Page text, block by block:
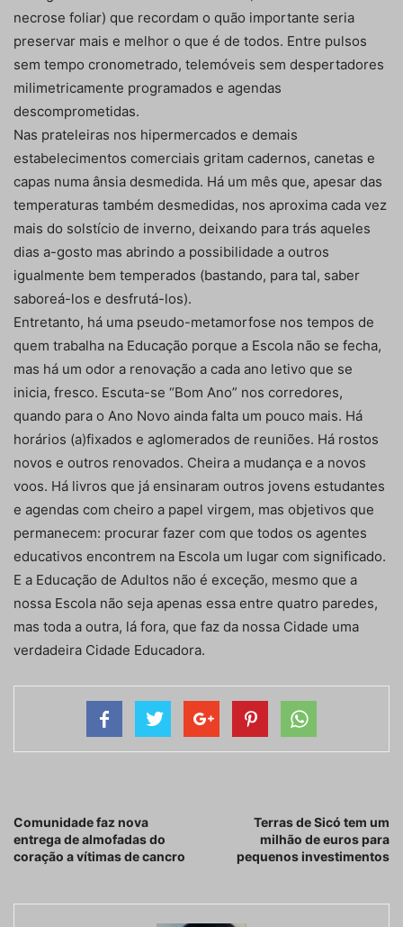
necrose foliar) que recordam o quão importante seria
preservar mais e melhor o que é de todos. Entre pulsos
sem tempo cronometrado, telemóveis sem despertadores
milimetricamente programados e agendas
descomprometidas.
Nas prateleiras nos hipermercados e demais
estabelecimentos comerciais gritam cadernos, canetas e
capas numa ânsia desmedida. Há um mês que, apesar das
temperaturas também desmedidas, nos aproxima cada vez
mais do solstício de inverno, deixando para trás aqueles
dias a-gosto mas abrindo a possibilidade a outros
igualmente bem temperados (bastando, para tal, saber
saboreá-los e desfrutá-los).
Entretanto, há uma pseudo-metamorfose nos tempos de
quem trabalha na Educação porque a Escola não se fecha,
mas há um odor a renovação a cada ano letivo que se
inicia, fresco. Escuta-se “Bom Ano” nos corredores,
quando para o Ano Novo ainda falta um pouco mais. Há
horários (a)fixados e aglomerados de reuniões. Há rostos
novos e outros renovados. Cheira a mudança e a novos
voos. Há livros que já ensinaram outros jovens estudantes
e agendas com cheiro a papel virgem, mas objetivos que
permanecem: procurar fazer com que todos os agentes
educativos encontrem na Escola um lugar com significado.
E a Educação de Adultos não é exceção, mesmo que a
nossa Escola não seja apenas essa entre quatro paredes,
mas toda a outra, lá fora, que faz da nossa Cidade uma
verdadeira Cidade Educadora.
Comunidade faz nova
entrega de almofadas do
coração a vítimas de cancro
Terras de Sicó tem um
milhão de euros para
pequenos investimentos